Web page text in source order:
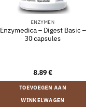
ENZYMEN
Enzymedica – Digest Basic –
30 capsules
8.89€
TOEVOEGEN AAN
WINKELWAGEN